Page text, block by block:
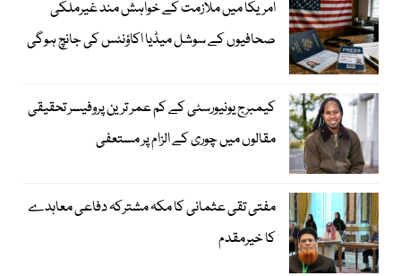
امریکا میں ملازمت کے خواہش مند غیرملکی
صحافیوں کے سوشل میڈیا اکاؤنٹس کی جانچ ہوگی
کیمبرج یونیورسٹی کے کم عمر ترین پروفیسر تحقیقی
مقالوں میں چوری کے الزام پر مستعفی
مفتی تقی عثمانی کا مکہ مشترکہ دفاعی معاہدے
کا خیرمقدم